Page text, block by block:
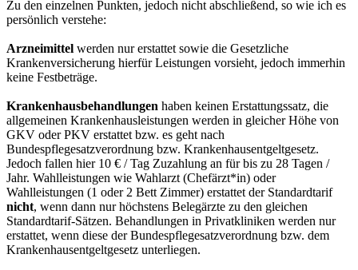
Zu den einzelnen Punkten, jedoch nicht abschließend, so wie ich es
persönlich verstehe:
Arzneimittel werden nur erstattet sowie die Gesetzliche
Krankenversicherung hierfür Leistungen vorsieht, jedoch immerhin
keine Festbeträge.
Krankenhausbehandlungen haben keinen Erstattungssatz, die
allgemeinen Krankenhausleistungen werden in gleicher Höhe von
GKV oder PKV erstattet bzw. es geht nach
Bundespflegesatzverordnung bzw. Krankenhausentgeltgesetz.
Jedoch fallen hier 10 € / Tag Zuzahlung an für bis zu 28 Tagen /
Jahr. Wahlleistungen wie Wahlarzt (Chefärzt*in) oder
Wahlleistungen (1 oder 2 Bett Zimmer) erstattet der Standardtarif
nicht, wenn dann nur höchstens Belegärzte zu den gleichen
Standardtarif-Sätzen. Behandlungen in Privatkliniken werden nur
erstattet, wenn diese der Bundespflegesatzverordnung bzw. dem
Krankenhausentgeltgesetz unterliegen.